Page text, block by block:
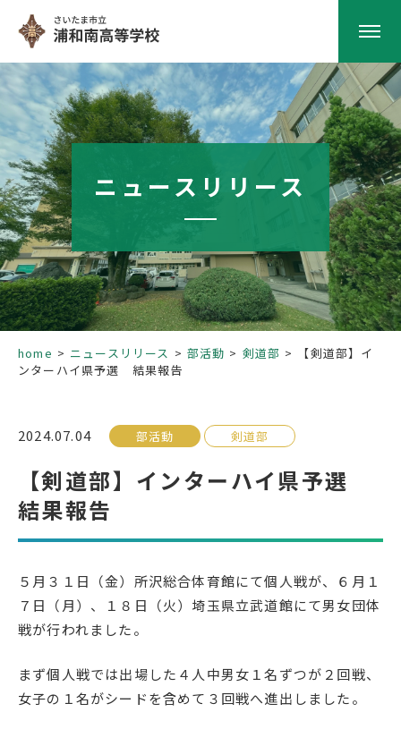
HOME
学校紹介
南高の教育
学校生活
部活動
受検生の方へ
年間スケジュール
教科ガイド
校長室より
保健室より
図書室より
事務室より
在校生の皆さんへ
地域の皆様へ
同窓会
ニュースリリース
home ニュースリリース 部活動 剣道部
【剣道部】イ
ンターハイ県予選 結果報告
2024.07.04 部活動 剣道部
【剣道部】インターハイ県予選
結果報告
５月３１日（金）所沢総合体育館にて個人戦が、６月１
７日（月）、１８日（火）埼玉県立武道館にて男女団体
戦が行われました。
まず個人戦では出場した４人中男女１名ずつが２回戦、
女子の１名がシードを含めて３回戦へ進出しました。